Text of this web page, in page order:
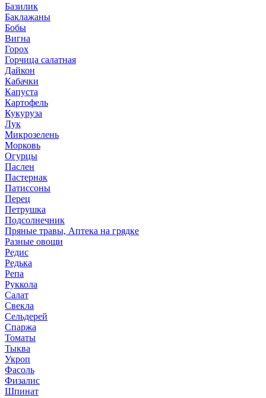
Базилик
Баклажаны
Бобы
Вигна
Горох
Горчица салатная
Дайкон
Кабачки
Капуста
Картофель
Кукуруза
Лук
Микрозелень
Морковь
Огурцы
Паслен
Пастернак
Патиссоны
Перец
Петрушка
Подсолнечник
Пряные травы, Аптека на грядке
Разные овощи
Редис
Редька
Репа
Руккола
Салат
Свекла
Сельдерей
Спаржа
Томаты
Тыква
Укроп
Фасоль
Физалис
Шпинат